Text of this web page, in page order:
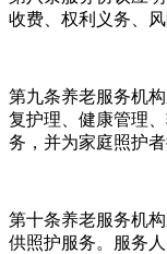
收费、权利义务、
第九条养老服务机
复护理、健康管理
务，并为家庭照护
第十条养老服务机
供照护服务。服务